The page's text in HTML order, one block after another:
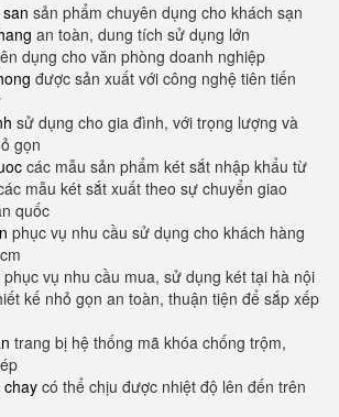
sản phẩm chuyên dụng cho khách sạn
an toàn, dung tích sử dụng lớn
dụng cho văn phòng doanh nghiệp
được sản xuất với công nghệ tiên tiến
sử dụng cho gia đình, với trọng lượng và
gọn
các mẫu sản phẩm két sắt nhập khẩu từ
mẫu két sắt xuất theo sự chuyển giao
quốc
phục vụ nhu cầu sử dụng cho khách hàng
phục vụ nhu cầu mua, sử dụng két tại hà nội
kế nhỏ gọn an toàn, thuận tiện để sắp xếp
trang bị hệ thống mã khóa chống trộm,
chay có thể chịu được nhiệt độ lên đến trên